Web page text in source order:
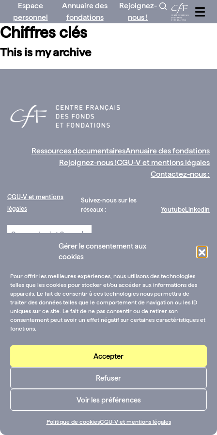
Gérer le consentement aux
cookies
Pour offrir les meilleures expériences, nous utilisons des technologies
telles que les cookies pour stocker et/ou accéder aux informations des
appareils. Le fait de consentir à ces technologies nous permettra de
traiter des données telles que le comportement de navigation ou les ID
uniques sur ce site. Le fait de ne pas consentir ou de retirer son
consentement peut avoir un effet négatif sur certaines caractéristiques et
fonctions.
Accepter
Refuser
Voir les préférences
Politique de cookiesCGU-V et mentions légales
contenu
Espace
personnel
Annuaire des
fondations
Rejoignez-
nous !
Chiffres clés
This is my archive
Ressources documentairesAnnuaire des fondations
Rejoignez-nous !CGU-V et mentions légales
Contactez-nous :
CGU-V et mentions
légales
Suivez-nous sur les
réseaux :
YoutubeLinkedIn